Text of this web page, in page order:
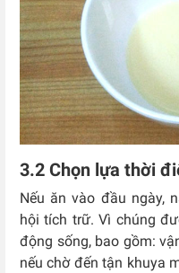
3.2 Chọn lựa thời
Nếu ăn vào đầu ngày,
hội tích trữ. Vì chúng
động sống, bao gồm:
nếu chờ đến tận khuya